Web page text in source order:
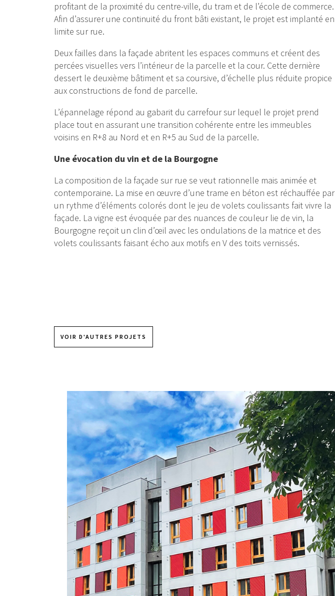
profitant de la proximité du centre-ville, du tram et de l’école de commerce.
Afin d’assurer une continuité du front bâti existant, le projet est implanté en
limite sur rue.
Deux failles dans la façade abritent les espaces communs et créent des
percées visuelles vers l’intérieur de la parcelle et la cour. Cette dernière
dessert le deuxième bâtiment et sa coursive, d’échelle plus réduite propice
aux constructions de fond de parcelle.
L’épannelage répond au gabarit du carrefour sur lequel le projet prend
place tout en assurant une transition cohérente entre les immeubles
voisins en R+8 au Nord et en R+5 au Sud de la parcelle.
Une évocation du vin et de la Bourgogne
La composition de la façade sur rue se veut rationnelle mais animée et
contemporaine. La mise en œuvre d’une trame en béton est réchauffée par
un rythme d’éléments colorés dont le jeu de volets coulissants fait vivre la
façade. La vigne est évoquée par des nuances de couleur lie de vin, la
Bourgogne reçoit un clin d’œil avec les ondulations de la matrice et des
volets coulissants faisant écho aux motifs en V des toits vernissés.
VOIR D'AUTRES PROJETS